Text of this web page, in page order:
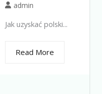
admin
Jak uzyskać polski...
Read More